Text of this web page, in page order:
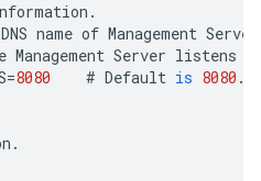
.
DNS name of Management Server
Management Server listens
=8080 # Default is 8080 .
.